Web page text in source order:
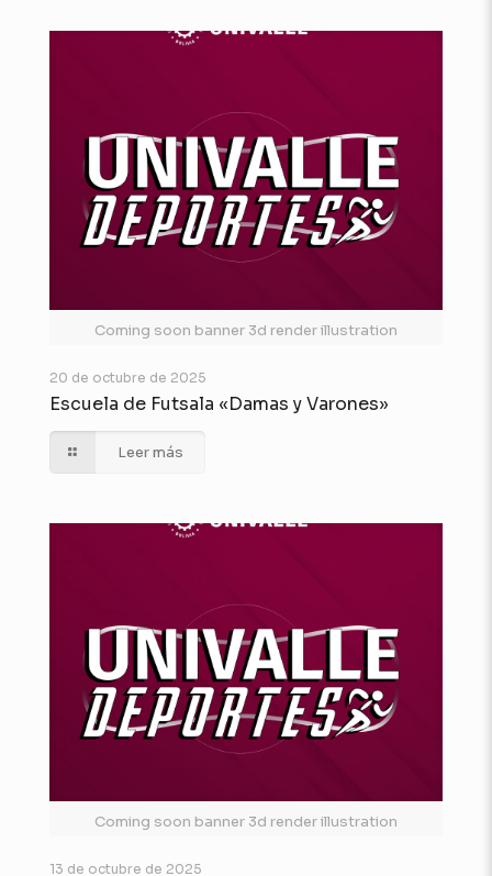
Coming soon banner 3d render illustration
20 de octubre de 2025
Escuela de Futsala «Damas y Varones»
Leer más
Coming soon banner 3d render illustration
13 de octubre de 2025